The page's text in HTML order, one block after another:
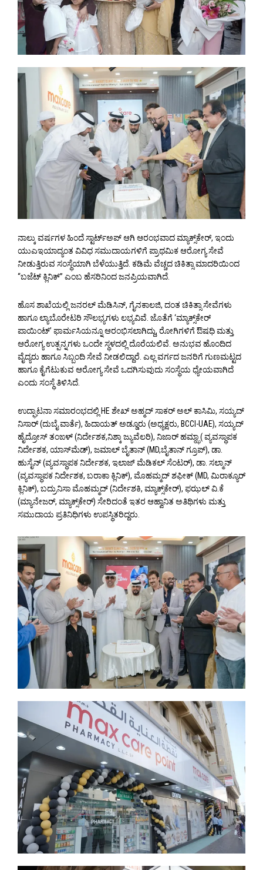
ನಾಲ್ಕು ವರ್ಷಗಳ ಹಿಂದೆ ಸ್ಟಾರ್ಟ್‌ಅಪ್ ಆಗಿ ಆರಂಭವಾದ ಮ್ಯಾಕ್ಸ್‌ಕೇರ್, ಇಂದು
ಯುಎಇಯಾದ್ಯಂತ ವಿವಿಧ ಸಮುದಾಯಗಳಿಗೆ ಪ್ರಾಥಮಿಕ ಆರೋಗ್ಯ ಸೇವೆ
ನೀಡುತ್ತಿರುವ ಸಂಸ್ಥೆಯಾಗಿ ಬೆಳೆಯುತ್ತಿದೆ. ಕಡಿಮೆ ವೆಚ್ಚದ ಚಿಕಿತ್ಸಾ ಮಾದರಿಯಿಂದ
“ಬಜೆಟ್ ಕ್ಲಿನಿಕ್” ಎಂಬ ಹೆಸರಿನಿಂದ ಜನಪ್ರಿಯವಾಗಿದೆ.
ಹೊಸ ಶಾಖೆಯಲ್ಲಿ ಜನರಲ್ ಮೆಡಿಸಿನ್, ಗೈನಕಾಲಜಿ, ದಂತ ಚಿಕಿತ್ಸಾ ಸೇವೆಗಳು
ಹಾಗೂ ಲ್ಯಾಬೊರೇಟರಿ ಸೌಲಭ್ಯಗಳು ಲಭ್ಯವಿವೆ. ಜೊತೆಗೆ ‘ಮ್ಯಾಕ್ಸ್‌ಕೇರ್
ಪಾಯಿಂಟ್’ ಫಾರ್ಮಸಿಯನ್ನೂ ಆರಂಭಿಸಲಾಗಿದ್ದು, ರೋಗಿಗಳಿಗೆ ಔಷಧಿ ಮತ್ತು
ಆರೋಗ್ಯ ಉತ್ಪನ್ನಗಳು ಒಂದೇ ಸ್ಥಳದಲ್ಲಿ ದೊರೆಯಲಿವೆ. ಅನುಭವ ಹೊಂದಿದ
ವೈದ್ಯರು ಹಾಗೂ ಸಿಬ್ಬಂದಿ ಸೇವೆ ನೀಡಲಿದ್ದಾರೆ. ಎಲ್ಲ ವರ್ಗದ ಜನರಿಗೆ ಗುಣಮಟ್ಟದ
ಹಾಗೂ ಕೈಗೆಟುಕುವ ಆರೋಗ್ಯ ಸೇವೆ ಒದಗಿಸುವುದು ಸಂಸ್ಥೆಯ ಧ್ಯೇಯವಾಗಿದೆ
ಎಂದು ಸಂಸ್ಥೆ ತಿಳಿಸಿದೆ.
ಉದ್ಘಾಟನಾ ಸಮಾರಂಭದಲ್ಲಿ HE ಶೇಖ್ ಅಹ್ಮದ್ ಸಾಕರ್ ಅಲ್ ಕಾಸಿಮಿ, ಸಯ್ಯದ್
ನಿಸಾರ್ (ದುಬೈ ವಾರ್ತೆ), ಹಿದಾಯತ್ ಅಡ್ಡೂರು (ಅಧ್ಯಕ್ಷರು, BCCI-UAE), ಸಯ್ಯದ್
ಹೈದ್ರೋಸ್ ತಂಙಳ್ (ನಿರ್ದೇಶಕ,ನಿಶ್ಕಾ ಜ್ಯುವೆಲರಿ), ನಿಜಾರ್ ಹಮ್ಝಾ ( ವ್ಯವಸ್ಥಾಪಕ
ನಿರ್ದೇಶಕ, ಯಾಸ್‌ಮೆಡ್), ಜಮಾಲ್ ಬೈತಾನ್ (MD,ಬೈತಾನ್ ಗ್ರೂಪ್), ಡಾ.
ಹುಸೈನ್ (ವ್ಯವಸ್ಥಾಪಕ ನಿರ್ದೇಶಕ, ಇಲಾಜ್ ಮೆಡಿಕಲ್ ಸೆಂಟರ್), ಡಾ. ಸಲ್ಮಾನ್
(ವ್ಯವಸ್ಥಾಪಕ ನಿರ್ದೇಶಕ, ಬರಾಕಾ ಕ್ಲಿನಿಕ್), ಮೊಹಮ್ಮದ್ ಶಫೀಕ್ (MD, ಮಿರಾಕ್ಯೂರ್
ಕ್ಲಿನಿಕ್), ಬದ್ರುನಿಸಾ ಮೊಹಮ್ಮದ್ (ನಿರ್ದೇಶಕಿ, ಮ್ಯಾಕ್ಸ್‌ಕೇರ್), ಫಝಲ್ ವಿ.ಕೆ
(ಮ್ಯಾನೇಜರ್, ಮ್ಯಾಕ್ಸ್‌ಕೇರ್) ಸೇರಿದಂತೆ ಇತರ ಆಹ್ವಾನಿತ ಅತಿಥಿಗಳು ಮತ್ತು
ಸಮುದಾಯ ಪ್ರತಿನಿಧಿಗಳು ಉಪಸ್ಥಿತರಿದ್ದರು.